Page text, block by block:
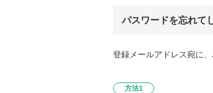
パスワードを忘れて
登録メールアドレス宛に
方法1